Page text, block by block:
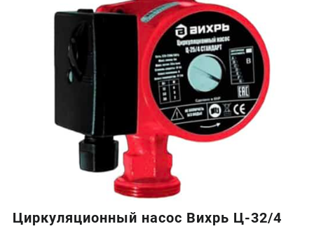
Циркуляционный насос Вихрь Ц-32/4